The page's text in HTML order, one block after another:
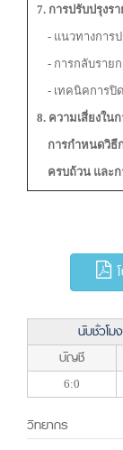
7. การปรับปรุง
- แนวทางการ
- การกลับรายก
- เทคนิคการปิ
8. ความเสี่ยงใน
การกำหนดวิธี
ครบถ้วน และ
นับชั่วโม
บัญชี
6:0
วิทยากร